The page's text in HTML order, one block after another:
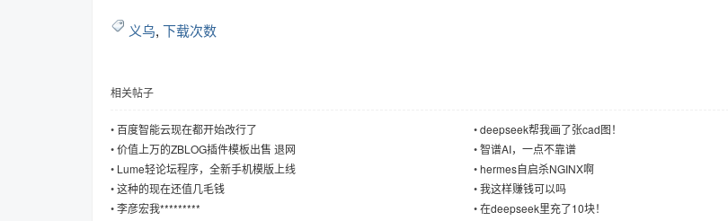
义乌, 下载次数
相关帖子
•百度智能云现在都开始改行了 •deepseek帮我画了张cad图！
•价值上万的ZBLOG插件模板出售 退网 •智谱AI，一点不靠谱
• Lume轻论坛程序，全新手机模版上线 •hermes自启杀NGINX啊
•这种的现在还值几毛钱 •我这样赚钱可以吗
•李彦宏我********* •在deepseek里充了10块！